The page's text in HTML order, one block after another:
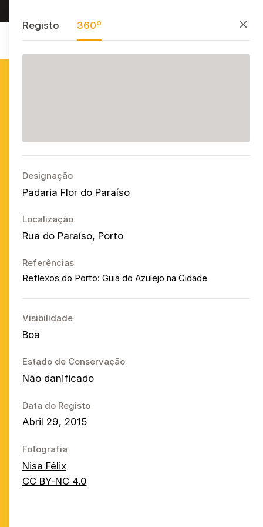
AzulejoPublicitárioPortuguês
Fechar
Registo 360º
Designação
Padaria Flor do Paraíso
Localização
Rua do Paraíso, Porto
Referências
Reflexos do Porto: Guia do Azulejo na Cidade
Visibilidade
Boa
Estado de Conservação
Não danificado
Data do Registo
Abril 29, 2015
Fotografia
Nisa Félix
CC BY-NC 4.0